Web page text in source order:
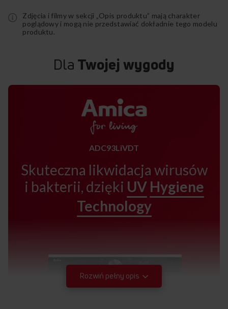
Zdjęcia i filmy w sekcji „Opis produktu” mają charakter
poglądowy i mogą nie przedstawiać dokładnie tego modelu
produktu.
Dla Twojej wygody
ADC93LiVDT
Skuteczna likwidacja wirusów
i bakterii, dzięki UV Hygiene
Technology
Rozwiń pełny opis